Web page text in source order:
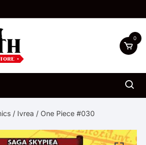
0
/ Ivrea / One Piece #030